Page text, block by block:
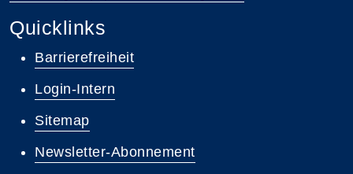
Quicklinks
Barrierefreiheit
Login-Intern
Sitemap
Newsletter-Abonnement